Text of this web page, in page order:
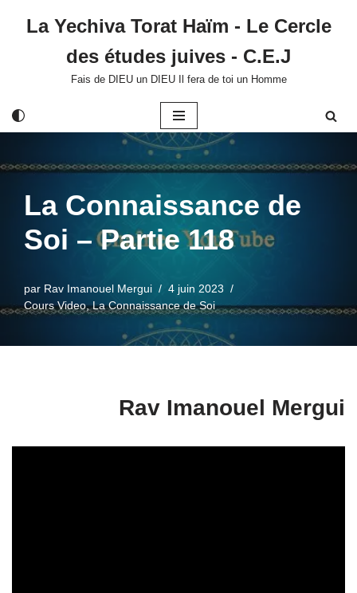
La Yechiva Torat Haïm - Le Cercle
des études juives - C.E.J
Fais de DIEU un DIEU Il fera de toi un Homme
La Connaissance de
Soi – Partie 118
par Rav Imanouel Mergui
4 juin 2023
Cours Video,La Connaissance de Soi
Rav Imanouel Mergui